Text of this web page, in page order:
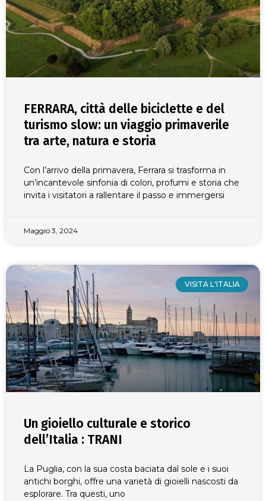
​​FERRARA, città delle biciclette e del
turismo slow: un viaggio primaverile
tra arte, natura e storia
Con l’arrivo della primavera, Ferrara si trasforma in
un’incantevole sinfonia di colori, profumi e storia che
invita i visitatori a rallentare il passo e immergersi
Maggio 3, 2024
VISITA L'ITALIA
Un gioiello culturale e storico
dell’Italia : TRANI
La Puglia, con la sua costa baciata dal sole e i suoi
antichi borghi, offre una varietà di gioielli nascosti da
esplorare. Tra questi, uno